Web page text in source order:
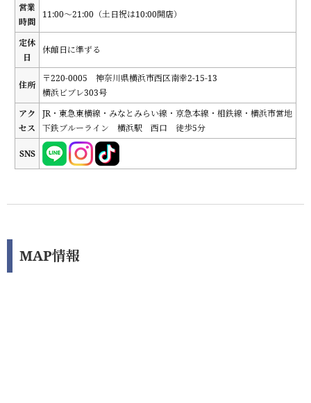
営業
時間
11:00～21:00（土日祝は10:00開店）
定休
日
休館日に準ずる
住所
〒220-0005 神奈川県横浜市西区南幸2-15-13
横浜ビブレ303号
アク
セス
JR・東急東横線・みなとみらい線・京急本線・相鉄線・横浜市営地
下鉄ブルーライン 横浜駅 西口 徒歩5分
SNS
MAP情報